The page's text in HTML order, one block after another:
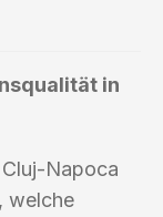
in
Napoca
welche